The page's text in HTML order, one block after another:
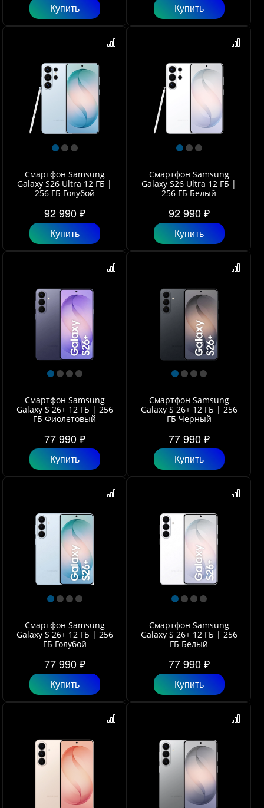
Купить Купить
Смартфон Samsung
Galaxy S26 Ultra 12 ГБ |
256 ГБ Голубой
92 990 ₽
Купить
Смартфон Samsung
Galaxy S26 Ultra 12 ГБ |
256 ГБ Белый
92 990 ₽
Купить
Смартфон Samsung
Galaxy S 26+ 12 ГБ | 256
ГБ Фиолетовый
77 990 ₽
Купить
Смартфон Samsung
Galaxy S 26+ 12 ГБ | 256
ГБ Черный
77 990 ₽
Купить
Смартфон Samsung
Galaxy S 26+ 12 ГБ | 256
ГБ Голубой
77 990 ₽
Купить
Смартфон Samsung
Galaxy S 26+ 12 ГБ | 256
ГБ Белый
77 990 ₽
Купить